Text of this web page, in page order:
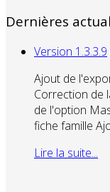
Dernières
Version 1.3.3.9
Ajout de
Correction de
de l'option
fiche famille
Lire la suite...